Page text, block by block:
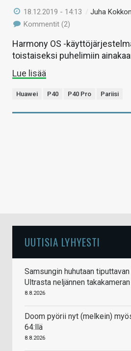
18.12.2019 - 14:13 /Juha
Kommentit (2)
Harmony OS -
toistaiseksi puhelimiin
Lue lisää
Huawei P40 P40 Pro Pariisi
UUTISIA LYHYESTI
Samsungin huhutaan
Ultrasta neljännen
8.8.2026
Doom pyörii nyt (melkein)
64:llä
8.8.2026